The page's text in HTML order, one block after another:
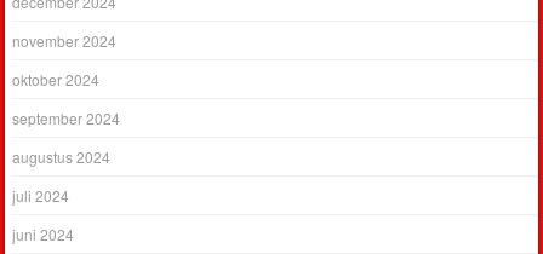
november 2024
oktober 2024
september 2024
augustus 2024
juli 2024
juni 2024